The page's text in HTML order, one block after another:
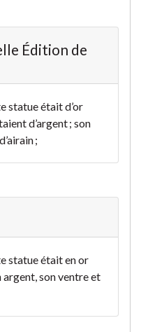
Édition de
statue était d’or
d’argent ; son
;
statue était en or
argent, son ventre et